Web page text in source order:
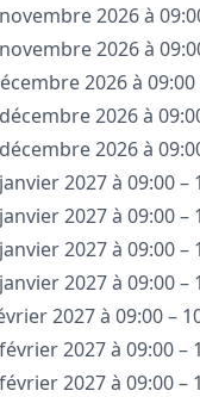
2026 à
2026 à
2026 à 09:00
2026 à
2026 à
2027 à 09:00 –
2027 à 09:00 –
2027 à 09:00 –
2027 à 09:00 –
2027 à 09:00 –
2027 à 09:00 –
2027 à 09:00 –